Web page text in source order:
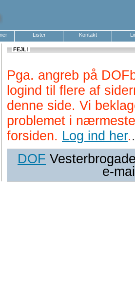
Lister Kontakt
FEJL!
Pga. angreb på
logind til flere af
denne side. Vi
problemet i
forsiden. Log ind her..
DOF
e-